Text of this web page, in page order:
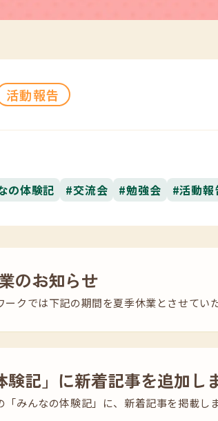
活動報告
の体験記 #交流会 #勉強会 #活動報
のお知らせ
ークでは下記の期間を夏季休業とさせて
験記」に新着記事を追加し
「みんなの体験記」に、新着記事を掲載